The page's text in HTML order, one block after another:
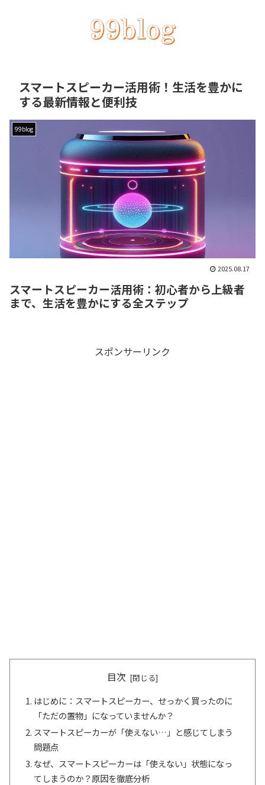
スマートスピーカー活用術！生活を豊かに
する最新情報と便利技
99blog
2025.08.17
スマートスピーカー活用術：初心者から上級者
まで、生活を豊かにする全ステップ
スポンサーリンク
目次
はじめに：スマートスピーカー、せっかく買ったのに
「ただの置物」になっていませんか？
スマートスピーカーが「使えない…」と感じてしまう
問題点
なぜ、スマートスピーカーは「使えない」状態になっ
てしまうのか？原因を徹底分析